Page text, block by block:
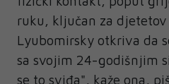
ruku, ključan za
Lyubomirsky otkriva da
sa svojim 24-godišnjim
se to sviđa", kaže ona,